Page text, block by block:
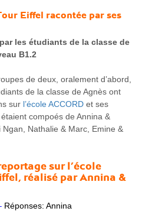
Eiffel racontée par ses
les étudiants de la classe de
B1.2
de deux, oralement d’abord,
de la classe de Agnès ont
sur l’école ACCORD et ses
compoés de Annina &
Nathalie & Marc, Emine &
sur l’école
réalisé par Annina &
Réponses: Annina